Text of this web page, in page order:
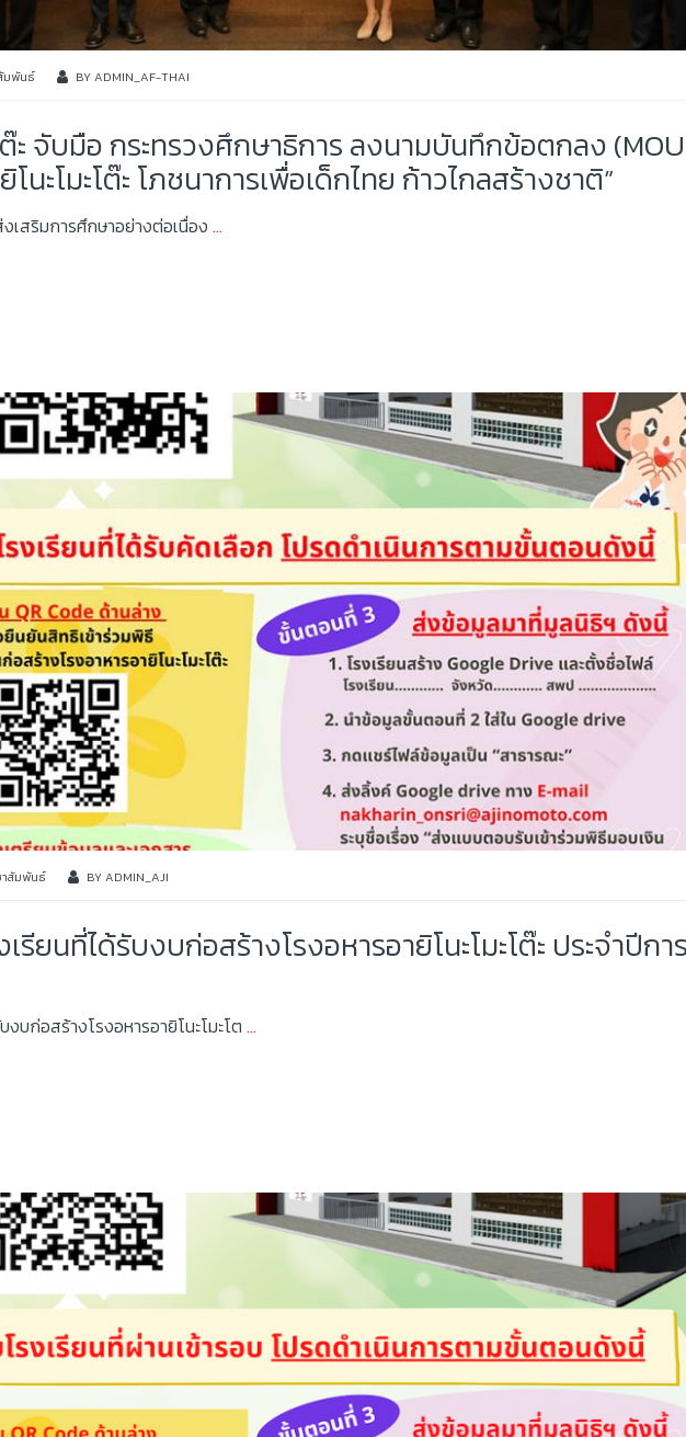
มพันธ์ BYADMIN_AF-THAI
ต๊ะ จับมือ กระทรวงศึกษาธิการ ลงนามบันทึกข้อตกลง
โนะโมะโต๊ะ โภชนาการเพื่อเด็กไทย ก้าวไกลสร้างชาติ”
งเสริมการศึกษาอย่างต่อเนื่อง …
าสัมพันธ์ BYADMIN_AJI
รียนที่ได้รับงบก่อสร้างโรงอหารอายิโนะโมะโต๊ะ ประจำปีกา
งบก่อสร้างโรงอหารอายิโนะโมะโต …